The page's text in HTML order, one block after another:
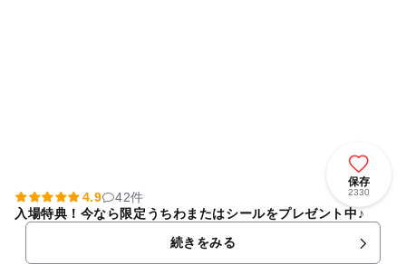
保存
2330
4.9
42件
入場特典！今なら限定うちわまたはシールをプレゼント中♪
続きをみる